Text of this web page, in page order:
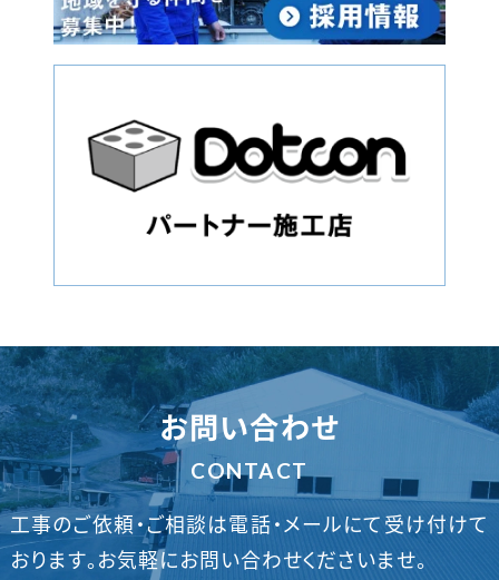
お問い合わせ
CONTACT
工事のご依頼・ご相談は電話・メールにて受け付けて
おります。お気軽にお問い合わせくださいませ。